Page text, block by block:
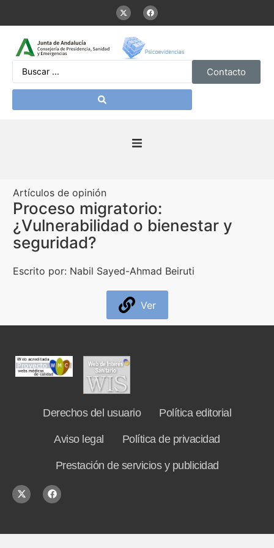
Contacto
Presentación
De interés
Contenidos Psicoevidencias
Artículos de opinión
Proceso migratorio:
¿Vulnerabilidad o bienestar y
seguridad?
Escrito por: Nabil Sayed-Ahmad Beiruti
Ver
Derechos del usuario Política editorial
Aviso legal Política de privacidad
Prestación de servicios y publicidad